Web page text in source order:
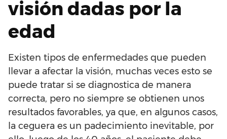
visión dadas por la
edad
Existen tipos de enfermedades que pueden
llevar a afectar la visión, muchas veces esto se
puede tratar si se diagnostica de manera
correcta, pero no siempre se obtienen unos
resultados favorables, ya que, en algunos casos,
la ceguera es un padecimiento inevitable, por